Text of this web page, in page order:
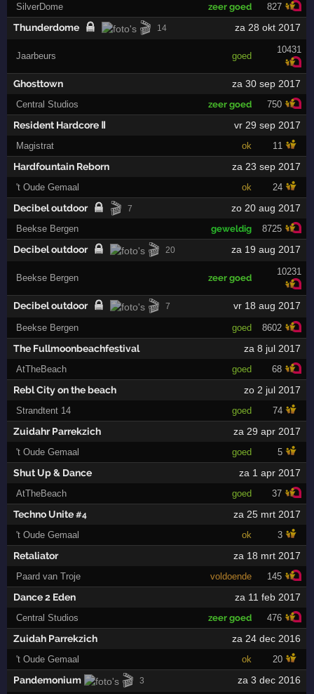
SilverDome zeer goed 827
Thunderdome 🎬 14 za 28 okt 2017
Jaarbeurs goed
10431
Ghosttown za 30 sep 2017
Central Studios zeer goed 750
Resident Hardcore Ⅱ vr 29 sep 2017
Magistrat ok 11
Hardfountain Reborn za 23 sep 2017
't Oude Gemaal ok 24
Decibel outdoor 🎬 7 zo 20 aug 2017
Beekse Bergen geweldig 8725
Decibel outdoor 🎬 20 za 19 aug 2017
Beekse Bergen zeer goed
10231
Decibel outdoor 🎬 7 vr 18 aug 2017
Beekse Bergen goed 8602
The Fullmoonbeachfestival za 8 jul 2017
AtTheBeach goed 68
Rebl City on the beach zo 2 jul 2017
Strandtent 14 goed 74
Zuidahr Parrekzich za 29 apr 2017
't Oude Gemaal goed 5
Shut Up & Dance za 1 apr 2017
AtTheBeach goed 37
Techno Unite #4 za 25 mrt 2017
't Oude Gemaal ok 3
Retaliator za 18 mrt 2017
Paard van Troje voldoende 145
Dance 2 Eden za 11 feb 2017
Central Studios zeer goed 476
Zuidah Parrekzich za 24 dec 2016
't Oude Gemaal ok 20
Pandemonium 🎬 3 za 3 dec 2016